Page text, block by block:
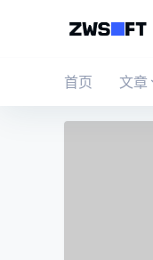
首页 文章